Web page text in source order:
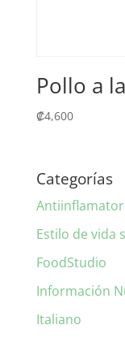
Pollo a
₡4,600
Categorías
Estilo de vida
FoodStudio
Información
Italiano